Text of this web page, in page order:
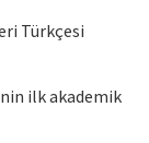
Türkçesi
ilk akademik